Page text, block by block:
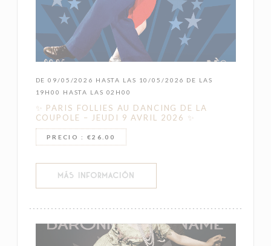
DE 09/05/2026 HASTA LAS 10/05/2026 DE LAS
19H00 HASTA LAS 02H00
✨ PARIS FOLLIES AU DANCING DE LA
COUPOLE – JEUDI 9 AVRIL 2026 ✨
PRECIO : €26.00
MÁS INFORMACIÓN